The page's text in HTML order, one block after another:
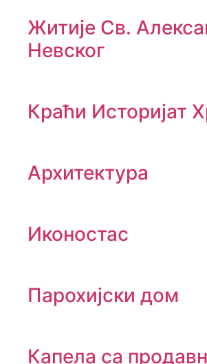
Житије Св.
Невског
Краћи Историјат
Архитектура
Иконостас
Парохијски дом
Капела са